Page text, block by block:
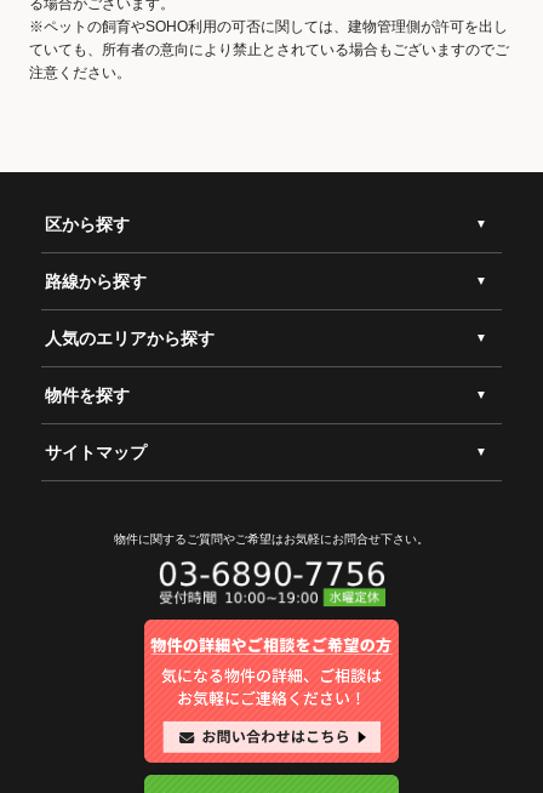
※ペットの飼育やSOHO利用の可否に関しては、建物管理側が許可を出し
ていても、所有者の意向により禁止とされている場合もございますのでご
注意ください。
区から探す
路線から探す
人気のエリアから探す
物件を探す
サイトマップ
物件に関するご質問やご希望はお気軽にお問合せ下さい。